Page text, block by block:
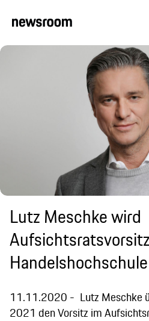
Lutz Meschke wird
11.11.2020
Lutz Meschke
2021 den Vorsitz im